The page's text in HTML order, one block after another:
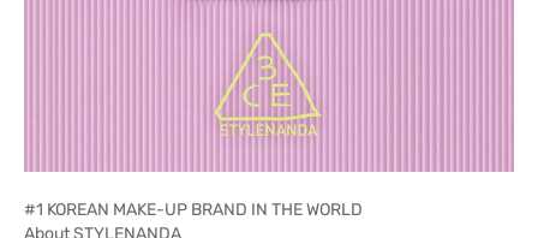
#1 KOREAN MAKE-UP BRAND IN THE WORLD
About STYLENANDA